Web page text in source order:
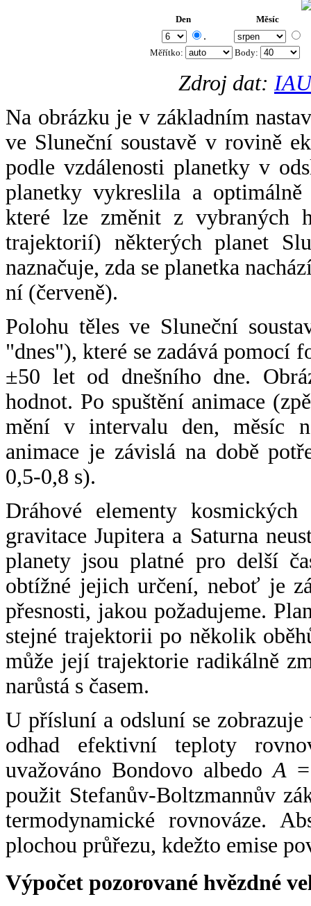
Den Měsíc
.
Měřítko: Body:
Zdroj dat:
Na obrázku je v základním
ve Sluneční soustavě v rovině
podle vzdálenosti planetky v
planetky vykreslila a
které lze změnit z vybraných
trajektorií) některých planet
naznačuje, zda se planetka
ní (červeně).
Polohu těles ve Sluneční
"dnes"), které se zadává pomocí
±50 let od dnešního dne.
hodnot. Po spuštění animace
mění v intervalu den, měsíc
animace je závislá na době
0,5-0,8 s).
Dráhové elementy
gravitace Jupitera a Saturna
planety jsou platné pro delší
obtížné jejich určení, neboť je
přesnosti, jakou požadujeme.
stejné trajektorii po několik
může její trajektorie radikálně
narůstá s časem.
U přísluní a odsluní se
odhad efektivní teploty
uvažováno Bondovo albedoA
použit Stefanův-Boltzmannův
termodynamické rovnováze.
plochou průřezu, kdežto emise
Výpočet pozorované hvězdné